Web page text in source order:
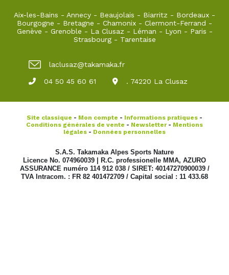
Aix-les-Bains - Annecy - Beaujolais - Biarritz - Bordeaux -
Bourgogne - Bretagne - Chamonix - Clermont-Ferrand -
Genève - Grenoble - La Clusaz - Léman - Lyon - Paris -
Strasbourg- Tarentaise
laclusaz@takamaka.fr
04 50 45 60 61 . 74220 La Clusaz
Site classique - Mon compte - Informations pratiques -
Conditions générales de vente - Newsletter- Mentions
légales - Données personnelles
S.A.S. Takamaka Alpes Sports Nature
Licence No. 074960039 | R.C. professionelle MMA, AZURO
ASSURANCE numéro 114 912 038 / SIRET: 40147270900039 /
TVA Intracom. : FR 82 401472709 / Capital social : 11 433.68